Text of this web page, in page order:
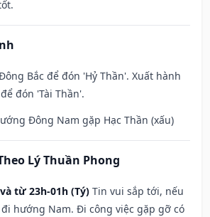
Bắc để đón 'Hỷ Thần'. Xuất hành
đón 'Tài Thần'.
Đông Nam gặp Hạc Thần (xấu)
Lý Thuần Phong
từ 23h-01h (Tý) Tin vui sắp tới, nếu
hướng Nam. Đi công việc gặp gỡ có